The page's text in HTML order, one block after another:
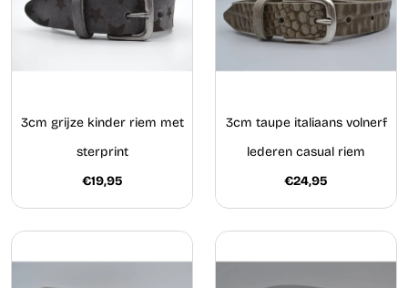
3cm grijze kinder riem met
sterprint
€19,95
3cm taupe italiaans volnerf
lederen casual riem
€24,95